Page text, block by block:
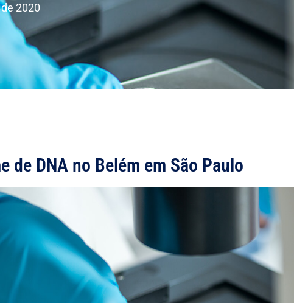
2020
de DNA no Belém em São Paulo